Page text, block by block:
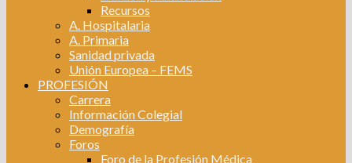
Recursos
A. Hospitalaria
A. Primaria
Sanidad privada
Unión Europea – FEMS
PROFESIÓN
Carrera
Información Colegial
Demografía
Foros
Foro de la Profesión Médica